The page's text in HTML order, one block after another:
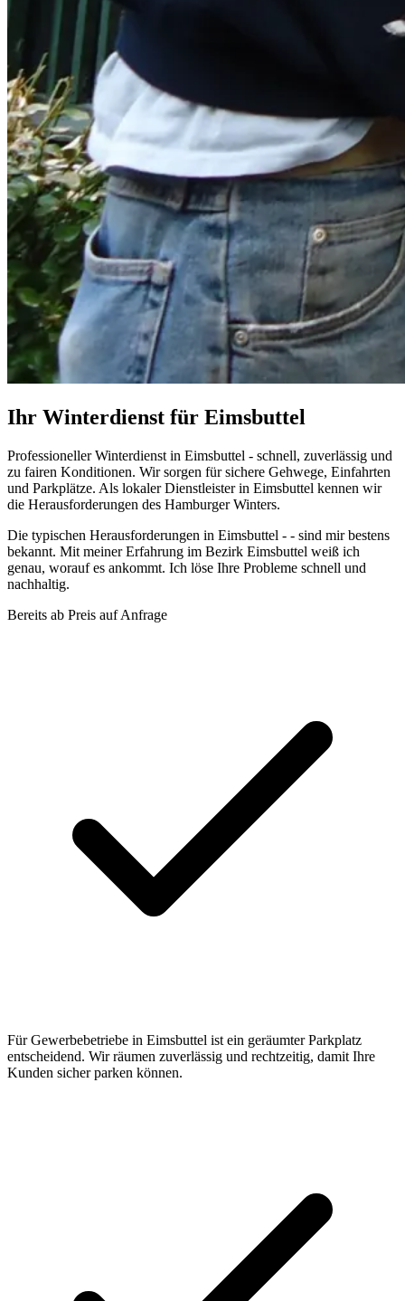
Ihr Winterdienst für Eimsbuttel
Professioneller Winterdienst in Eimsbuttel - schnell, zuverlässig und
zu fairen Konditionen. Wir sorgen für sichere Gehwege, Einfahrten
und Parkplätze. Als lokaler Dienstleister in Eimsbuttel kennen wir
die Herausforderungen des Hamburger Winters.
Die typischen Herausforderungen in Eimsbuttel - - sind mir bestens
bekannt. Mit meiner Erfahrung im Bezirk Eimsbuttel weiß ich
genau, worauf es ankommt. Ich löse Ihre Probleme schnell und
nachhaltig.
Bereits ab Preis auf Anfrage
Für Gewerbebetriebe in Eimsbuttel ist ein geräumter Parkplatz
entscheidend. Wir räumen zuverlässig und rechtzeitig, damit Ihre
Kunden sicher parken können.